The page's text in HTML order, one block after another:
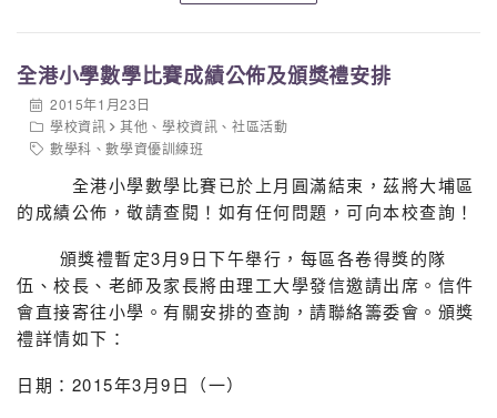
全港小學數學比賽成績公佈及頒獎禮安排
2015年1月23日
學校資訊
其他 、學校資訊 、社區活動
數學科 、數學資優訓練班
全港小學數學比賽已於上月圓滿結束，茲將大埔區
的成績公佈，敬請查閱！如有任何問題，可向本校查詢！
頒獎禮暫定3月9日下午舉行，每區各卷得獎的隊
伍、校長、老師及家長將由理工大學發信邀請出席。信件
會直接寄往小學。有關安排的查詢，請聯絡籌委會。頒獎
禮詳情如下：
日期：2015年3月9日（一）